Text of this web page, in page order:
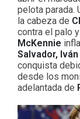
pelota parada.
la cabeza de
contra el palo
McKennie
Salvador,
conquista
desde los
adelantada de